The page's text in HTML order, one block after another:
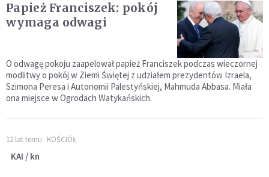
Papież Franciszek: pokój
wymaga odwagi
O odwagę pokoju zaapelował papież Franciszek podczas wieczornej
modlitwy o pokój w Ziemi Świętej z udziałem prezydentów Izraela,
Szimona Peresa i Autonomii Palestyńskiej, Mahmuda Abbasa. Miała
ona miejsce w Ogrodach Watykańskich.
12 lat temu KOŚCIÓŁ
KAI / kn